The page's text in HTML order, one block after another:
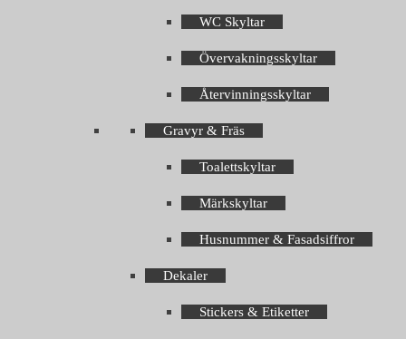
WC Skyltar
Övervakningsskyltar
Återvinningsskyltar
Gravyr & Fräs
Toalettskyltar
Märkskyltar
Husnummer & Fasadsiffror
Dekaler
Stickers & Etiketter